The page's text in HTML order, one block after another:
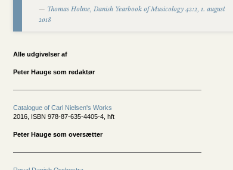
— Thomas Holme, Danish Yearbook of Musicology 42:2, 1. august
2018
Alle udgivelser af
Peter Hauge som redaktør
Catalogue of Carl Nielsen's Works
2016, ISBN 978-87-635-4405-4, hft
Peter Hauge som oversætter